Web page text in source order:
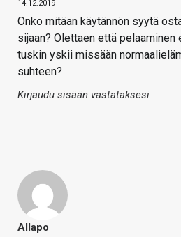
14.12.2019
Onko mitään käytännön syytä
sijaan? Olettaen että pelaaminen
tuskin yskii missään
suhteen?
Kirjaudu sisään vastataksesi
Allapo